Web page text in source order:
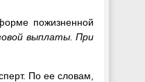
пожизненной
выплаты. При
По ее словам,